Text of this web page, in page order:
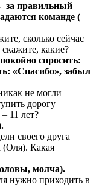
за правильный
команде (
сколько сейчас
какие?
спросить:
«Спасибо», забыл
не могли
дорогу
11 лет?
своего друга
(Оля). Какая
молча).
нужно приходить в